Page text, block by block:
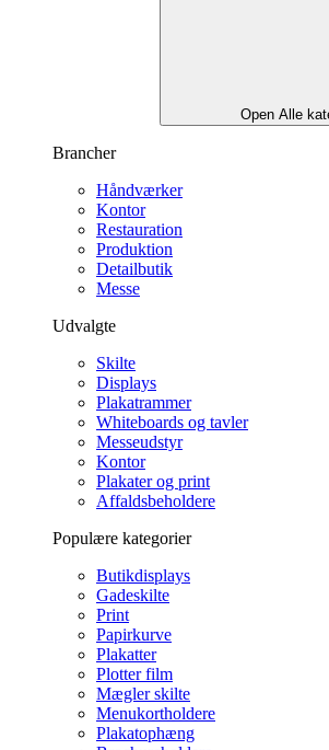
Open Alle
Brancher
Håndværker
Kontor
Restauration
Produktion
Detailbutik
Messe
Udvalgte
Skilte
Displays
Plakatrammer
Whiteboards og tavler
Messeudstyr
Kontor
Plakater og print
Affaldsbeholdere
Populære kategorier
Butikdisplays
Gadeskilte
Print
Papirkurve
Plakatter
Plotter film
Mægler skilte
Menukortholdere
Plakatophæng